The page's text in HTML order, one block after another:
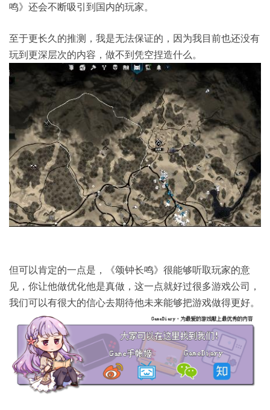
鸣》还会不断吸引到国内的玩家。
至于更长久的推测，我是无法保证的，因为我目前也还没有
玩到更深层次的内容，做不到凭空捏造什么。
但可以肯定的一点是，《颂钟长鸣》很能够听取玩家的意
见，你让他做优化他是真做，这一点就好过很多游戏公司，
我们可以有很大的信心去期待他未来能够把游戏做得更好。